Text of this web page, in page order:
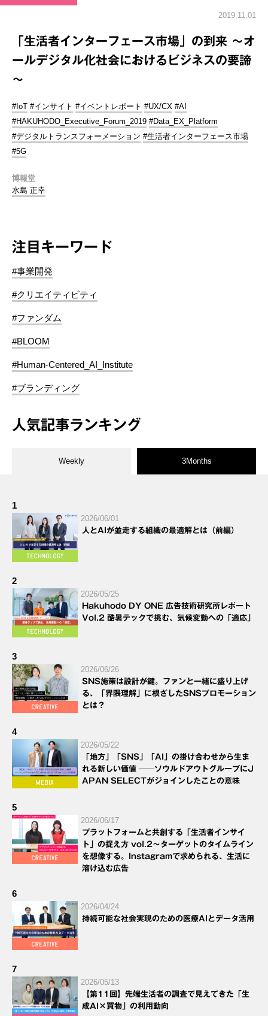
2019.11.01
「生活者インターフェース市場」の到来 ～オ
ールデジタル化社会におけるビジネスの要諦
～
#IoT #インサイト #イベントレポート #UX/CX #AI
#HAKUHODO_Executive_Forum_2019 #Data_EX_Platform
#デジタルトランスフォーメーション #生活者インターフェース市場
#5G
博報堂
水島 正幸
注目キーワード
#事業開発
#クリエイティビティ
#ファンダム
#BLOOM
#Human-Centered_AI_Institute
#ブランディング
人気記事ランキング
Weekly 3Months
1
2026/06/01
人とAIが並走する組織の最適解とは（前編）
2
2026/05/25
Hakuhodo DY ONE 広告技術研究所レポート
Vol.2 酷暑テックで挑む、気候変動への「適応」
3
2026/06/26
SNS施策は設計が鍵。ファンと一緒に盛り上げ
る、「界隈理解」に根ざしたSNSプロモーション
とは？
4
2026/05/22
「地方」「SNS」「AI」の掛け合わせから生ま
れる新しい価値 ──ソウルドアウトグループにJ
APAN SELECTがジョインしたことの意味
5
2026/06/17
プラットフォームと共創する「生活者インサイ
ト」の捉え方 vol.2～ターゲットのタイムライン
を想像する。Instagramで求められる、生活に
溶け込む広告
6
2026/04/24
持続可能な社会実現のための医療AIとデータ活用
7
2026/05/13
【第11回】先端生活者の調査で見えてきた「生
成AI×買物」の利用動向